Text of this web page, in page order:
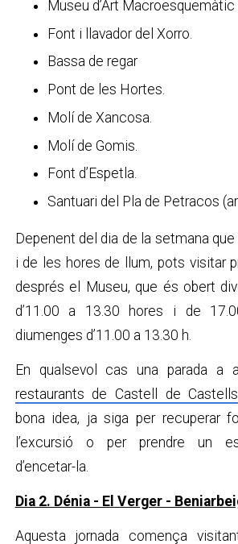
Museu d’Art Macroesquemàtic
Font i llavador del Xorro.
Bassa de regar
Pont de les Hortes.
Molí de Xancosa.
Molí de Gomis.
Font d’Espetla.
Santuari del Pla de Petracos
Depenent del dia de la setmana
i de les hores de llum, pots visitar
després el Museu, que és obert
d’11.00 a 13.30 hores i de
diumenges d’11.00 a 13.30 h.
En qualsevol cas una parada a
restaurants de Castell de Castells
bona idea, ja siga per recuperar
l’excursió o per prendre un
d’encetar-la.
Dia 2. Dénia - El Verger -
Aquesta jornada comença